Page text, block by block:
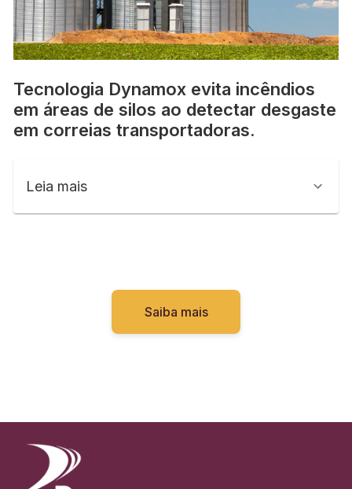
Tecnologia Dynamox evita incêndios
em áreas de silos ao detectar desgaste
em correias transportadoras.
Leia mais
Saiba mais